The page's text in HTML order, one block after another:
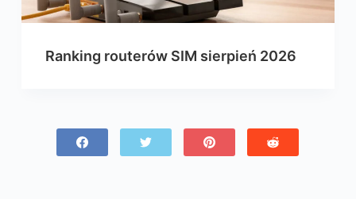
Ranking routerów SIM sierpień 2026